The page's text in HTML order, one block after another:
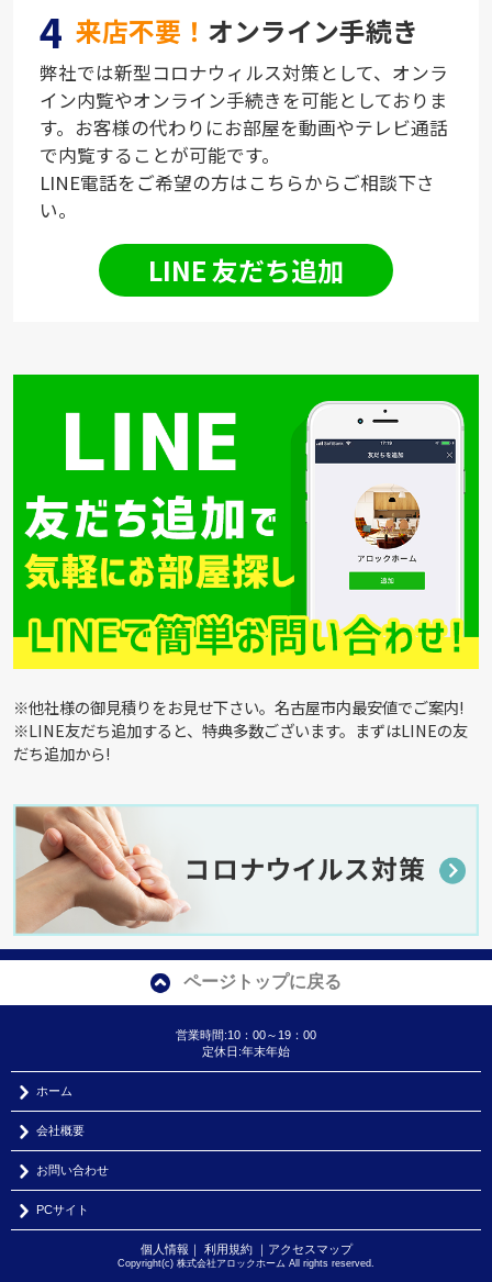
4 来店不要！ オンライン手続き
弊社では新型コロナウィルス対策として、オンラ
イン内覧やオンライン手続きを可能としておりま
す。お客様の代わりにお部屋を動画やテレビ通話
で内覧することが可能です。
LINE電話をご希望の方はこちらからご相談下さ
い。
LINE 友だち追加
※他社様の御見積りをお見せ下さい。名古屋市内最安値でご案内!
※LINE友だち追加すると、特典多数ございます。まずはLINEの友
だち追加から!
ページトップに戻る
営業時間:10：00～19：00
定休日:年末年始
ホーム
会社概要
お問い合わせ
PCサイト
個人情報 ｜ 利用規約｜ アクセスマップ
Copyright(c) 株式会社アロックホーム All rights reserved.